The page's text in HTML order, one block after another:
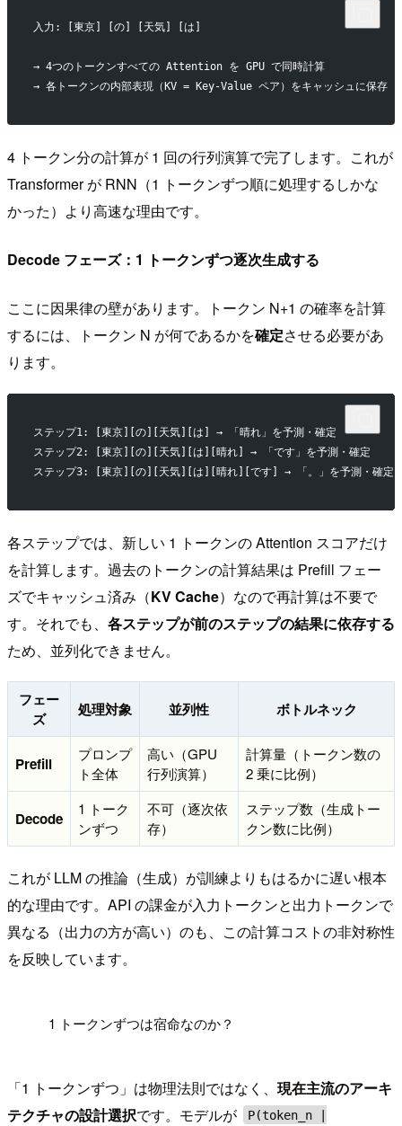
入力: [東京] [の] [天気] [は]
→ 4つのトークンすべての Attention を GPU で同時計算
→ 各トークンの内部表現（KV = Key-Value ペア）をキャッシュに保存
4 トークン分の計算が 1 回の行列演算で完了します。これが
Transformer が RNN（1 トークンずつ順に処理するしかな
かった）より高速な理由です。
Decode フェーズ：1 トークンずつ逐次生成する
ここに因果律の壁があります。トークン N+1 の確率を計算
するには、トークン N が何であるかを確定させる必要があ
ります。
ステップ1: [東京][の][天気][は] → 「晴れ」を予測・確定
ステップ2: [東京][の][天気][は][晴れ] → 「です」を予測・確定
ステップ3: [東京][の][天気][は][晴れ][です] → 「。」を予測・確定
各ステップでは、新しい 1 トークンの Attention スコアだけ
を計算します。過去のトークンの計算結果は Prefill フェー
ズでキャッシュ済み（KV Cache）なので再計算は不要で
す。それでも、 各ステップが前のステップの結果に依存する
ため、並列化できません。
フェー
ズ
処理対象 並列性 ボトルネック
Prefill
プロンプ
ト全体
高い（GPU
行列演算）
計算量（トークン数の
2 乗に比例）
Decode
1 トーク
ンずつ
不可（逐次依
存）
ステップ数（生成トー
クン数に比例）
これが LLM の推論（生成）が訓練よりもはるかに遅い根本
的な理由です。API の課金が入力トークンと出力トークンで
異なる（出力の方が高い）のも、この計算コストの非対称性
を反映しています。
1 トークンずつは宿命なのか？
「1 トークンずつ」は物理法則ではなく、 現在主流のアーキ
テクチャの設計選択です。モデルが
P(token_n |